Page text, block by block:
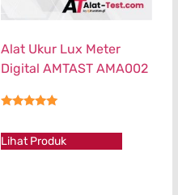
Alat Ukur Lux Meter
Digital AMTAST AMA002
Lihat Produk